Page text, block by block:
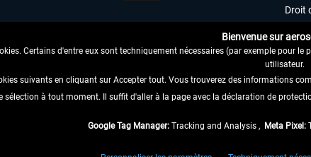
RENONCER AU CONTRAT ICI
Droit
et, le cas
Bienvenue sur
Certains d'entre eux sont techniquement nécessaires (par exemple pour
utilisateur.
suivants en cliquant sur Accepter tout. Vous trouverez des informations
sélection à tout moment. Il suffit d'aller à la page avec la déclaration de
Google Tag Manager: Tracking and Analysis , Meta Pixel: